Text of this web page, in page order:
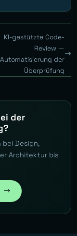
KI-gestützte Code-
Review —
Automatisierung der
Überprüfung
der
Design,
Architektur bis